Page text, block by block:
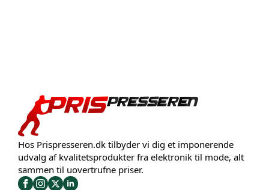
Hos Prispresseren.dk tilbyder vi dig et imponerende
udvalg af kvalitetsprodukter fra elektronik til mode, alt
sammen til uovertrufne priser.